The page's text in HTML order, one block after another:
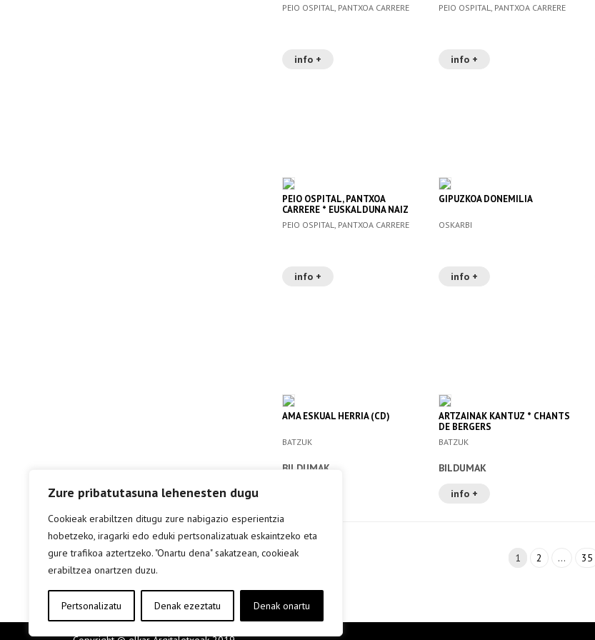
Zure pribatutasuna lehenesten dugu
Cookieak erabiltzen ditugu zure nabigazio esperientzia
hobetzeko, iragarki edo eduki pertsonalizatuak eskaintzeko eta
gure trafikoa aztertzeko. "Onartu dena" sakatzean, cookieak
erabiltzea onartzen duzu.
Pertsonalizatu Denak ezeztatu Denak onartu
PEIO OSPITAL, PANTXOA CARRERE
info +
PEIO OSPITAL, PANTXOA CARRERE
info +
PEIO OSPITAL, PANTXOA
CARRERE * EUSKALDUNA NAIZ
ETA…
PEIO OSPITAL, PANTXOA CARRERE
info +
GIPUZKOA DONEMILIA
OSKARBI
info +
AMA ESKUAL HERRIA (CD)
BATZUK
BILDUMAK
ARTZAINAK KANTUZ * CHANTS
DE BERGERS
BATZUK
BILDUMAK
info +
1 2 … 35